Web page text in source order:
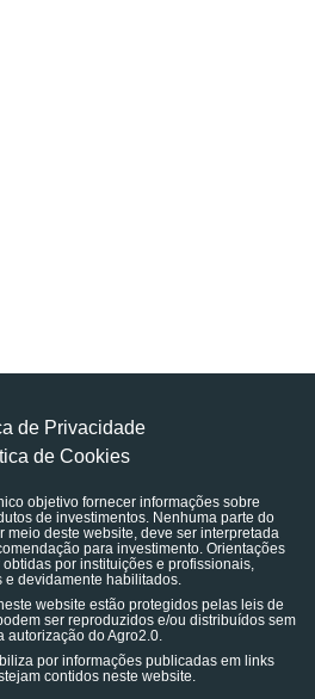
de Privacidade
de Cookies
objetivo fornecer informações sobre
de investimentos. Nenhuma parte do
deste website, deve ser interpretada
para investimento. Orientações
por instituições e profissionais,
e devidamente habilitados.
website estão protegidos pelas leis de
ser reproduzidos e/ou distribuídos sem
autorização do Agro2.0.
por informações publicadas em links
contidos neste website.